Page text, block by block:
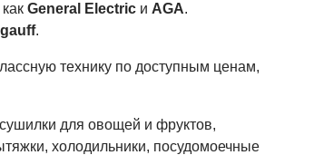
General Electric и AGA.
.
технику по доступным ценам,
для овощей и фруктов,
холодильники, посудомоечные